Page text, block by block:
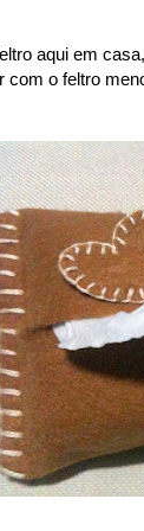
aqui em
com o feltro